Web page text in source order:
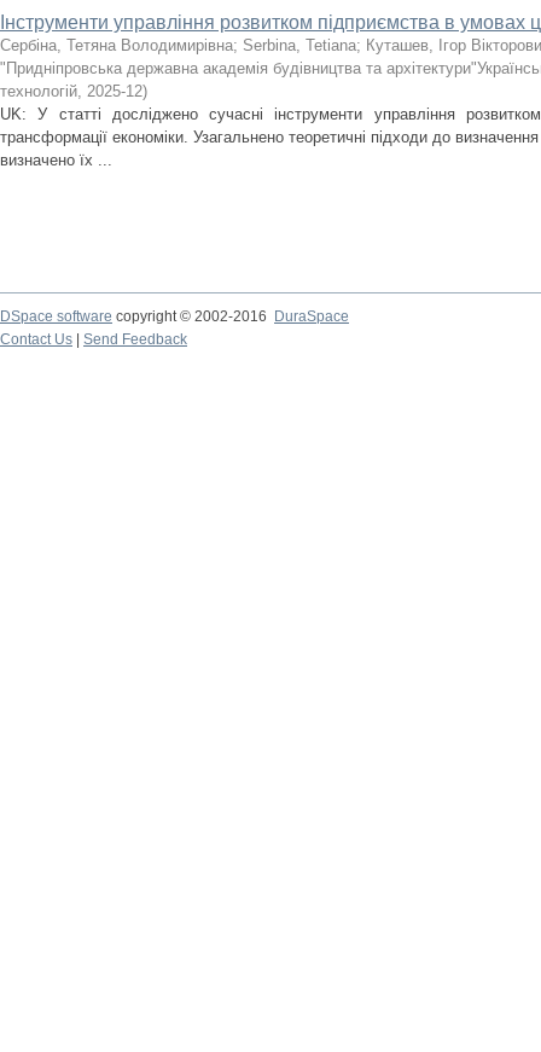
Інструменти управління розвитком підприємства в умовах
Сербіна, Тетяна Володимирівна; Serbina, Tetiana; Куташев, Ігор
"Придніпровська державна академія будівництва та
технологій, 2025-12)
UK: У статті досліджено сучасні інструменти управління
трансформації економіки. Узагальнено теоретичні підходи до визначення
визначено їх ...
DSpace software copyright © 2002-2016
DuraSpace
Contact Us
Send Feedback